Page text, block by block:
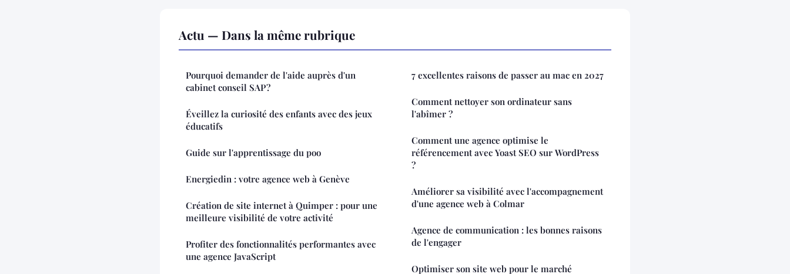
Actu — Dans la même rubrique
Pourquoi demander de l'aide auprès d'un
cabinet conseil SAP ?
Éveillez la curiosité des enfants avec des jeux
éducatifs
Guide sur l'apprentissage du poo
Energiedin : votre agence web à Genève
Création de site internet à Quimper : pour une
meilleure visibilité de votre activité
Profiter des fonctionnalités performantes avec
une agence JavaScript
7 excellentes raisons de passer au mac en 2027
Comment nettoyer son ordinateur sans
l'abîmer ?
Comment une agence optimise le
référencement avec Yoast SEO sur WordPress
?
Améliorer sa visibilité avec l'accompagnement
d'une agence web à Colmar
Agence de communication : les bonnes raisons
de l'engager
Optimiser son site web pour le marché